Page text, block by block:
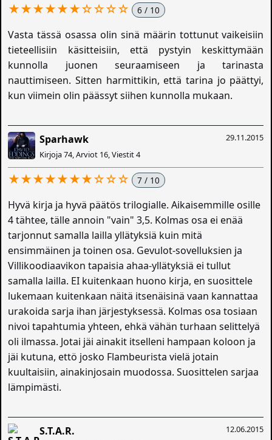
★★★★★★☆☆☆☆ 6 / 10
Vasta tässä osassa olin sinä määrin tottunut vaikeisiin
tieteellisiin käsitteisiin, että pystyin keskittymään
kunnolla juonen seuraamiseen ja tarinasta
nauttimiseen. Sitten harmittikin, että tarina jo päättyi,
kun viimein olin päässyt siihen kunnolla mukaan.
29.11.2015
Sparhawk
Kirjoja 74, Arviot 16, Viestit 4
★★★★★★★☆☆☆ 7 / 10
Hyvä kirja ja hyvä päätös trilogialle. Aikaisemmille osille
4 tähtee, tälle annoin "vain" 3,5. Kolmas osa ei enää
tarjonnut samalla lailla yllätyksiä kuin mitä
ensimmäinen ja toinen osa. Gevulot-sovelluksien ja
Villikoodiaavikon tapaisia ahaa-yllätyksiä ei tullut
samalla lailla. EI kuitenkaan huono kirja, en suosittele
lukemaan kuitenkaan näitä itsenäisinä vaan kannattaa
urakoida sarja ihan järjestyksessä. Kolmas osa tosiaan
nivoi tapahtumia yhteen, ehkä vähän turhaan selittelyä
oli ilmassa. Jotai jäi ainakit itselleni hampaan koloon ja
jäi kutuna, ettö josko Flambeurista vielä jotain
kuultaisiin, ainakinjosain muodossa. Suosittelen sarjaa
lämpimästi.
12.06.2015
S.T.A.R.